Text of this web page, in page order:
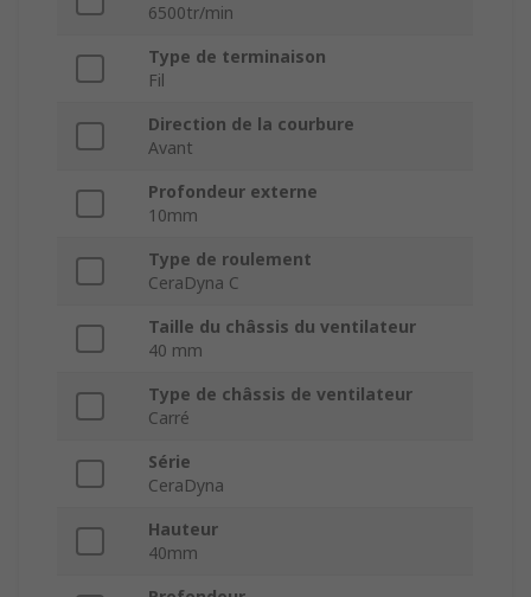
6500tr/min
Type de terminaison
Fil
Direction de la courbure
Avant
Profondeur externe
10mm
Type de roulement
CeraDyna C
Taille du châssis du ventilateur
40 mm
Type de châssis de ventilateur
Carré
Série
CeraDyna
Hauteur
40mm